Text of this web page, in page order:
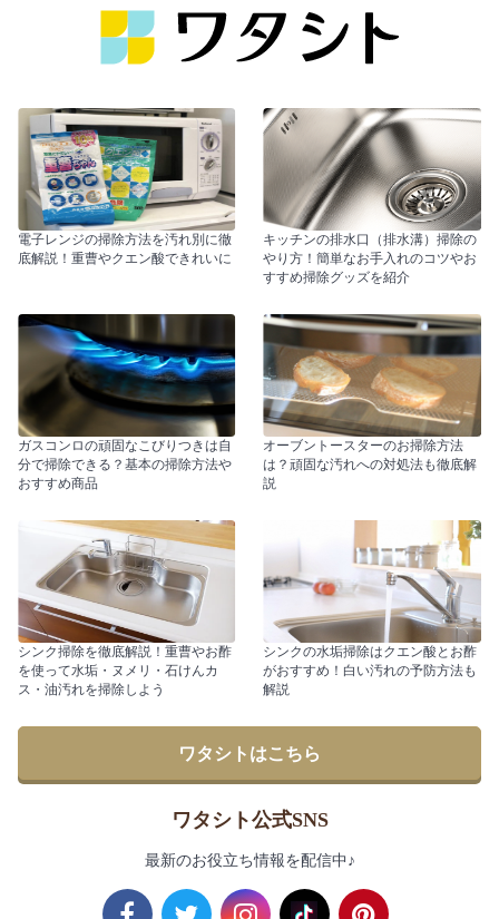
電子レンジの掃除方法を汚れ別に徹
底解説！重曹やクエン酸できれいに
キッチンの排水口（排水溝）掃除の
やり方！簡単なお手入れのコツやお
すすめ掃除グッズを紹介
ガスコンロの頑固なこびりつきは自
分で掃除できる？基本の掃除方法や
おすすめ商品
オーブントースターのお掃除方法
は？頑固な汚れへの対処法も徹底解
説
シンク掃除を徹底解説！重曹やお酢
を使って水垢・ヌメリ・石けんカ
ス・油汚れを掃除しよう
シンクの水垢掃除はクエン酸とお酢
がおすすめ！白い汚れの予防方法も
解説
ワタシトはこちら
ワタシト公式SNS
最新のお役立ち情報を配信中♪